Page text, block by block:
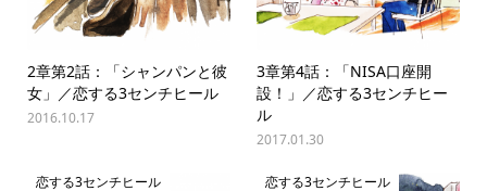
2章第2話：「シャンパンと彼
女」／恋する3センチヒール
2016.10.17
3章第4話：「NISA口座開
設！」／恋する3センチヒー
ル
2017.01.30
恋する3センチヒール 恋する3センチヒール